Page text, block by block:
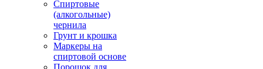
Спиртовые
(алкогольные)
чернила
Грунт и крошка
Маркеры на
спиртовой основе
Порошок для